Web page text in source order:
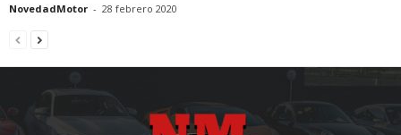
NovedadMotor - 28 febrero 2020